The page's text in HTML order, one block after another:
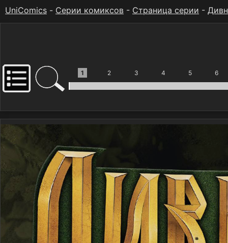
UniComics - Серии комиксов - Страница серии -
1 2 3 4 5 6